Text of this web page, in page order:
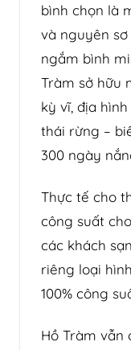
bình chọn là
và nguyên
ngắm bình
Tràm sở hữu
kỳ vĩ, địa
thái rừng –
300 ngày
Thực tế cho
công suất
các khách
riêng loại
100% công
Hồ Tràm vẫn